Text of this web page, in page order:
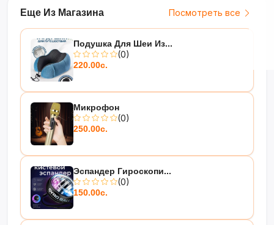
Еще Из Магазина Посмотреть все
Подушка Для Шеи Из...
(0)
220.00с.
Микрофон
(0)
250.00с.
Эспандер Гироскопи...
(0)
150.00с.